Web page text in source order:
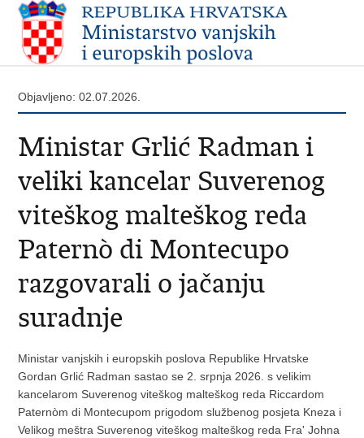
Objavljeno: 02.07.2026.
Ministar Grlić Radman i
veliki kancelar Suverenog
viteškog malteškog reda
Paternò di Montecupo
razgovarali o jačanju
suradnje
Ministar vanjskih i europskih poslova Republike Hrvatske
Gordan Grlić Radman sastao se 2. srpnja 2026. s velikim
kancelarom Suverenog viteškog malteškog reda Riccardom
Paternòm di Montecupom prigodom službenog posjeta Kneza i
Velikog meštra Suverenog viteškog malteškog reda Fra' Johna